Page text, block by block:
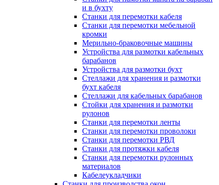
и в бухту
Станки для перемотки кабеля
Станки для перемотки мебельной
кромки
Мерильно-браковочные машины
Устройства для размотки кабельных
барабанов
Устройства для размотки бухт
Стеллажи для хранения и размотки
бухт кабеля
Стеллажи для кабельных барабанов
Стойки для хранения и размотки
рулонов
Станки для перемотки ленты
Станки для перемотки проволоки
Станки для перемотки РВД
Станки для протяжки кабеля
Станки для перемотки рулонных
материалов
Кабелеукладчики